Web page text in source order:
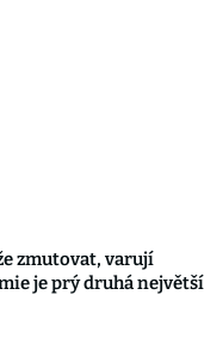
zmutovat, varují
je prý druhá největší